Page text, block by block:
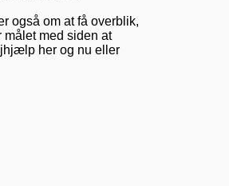
også om at få overblik,
med siden at
her og nu eller